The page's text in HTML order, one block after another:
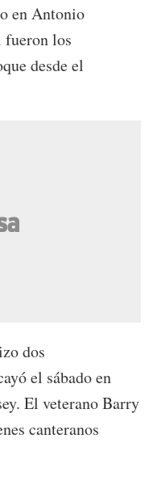
en Antonio
los
desde el
dos
el sábado en
El veterano Barry
canteranos